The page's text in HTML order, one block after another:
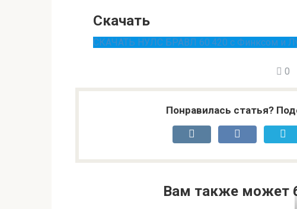
Скачать
СКАЧАТЬ НУЛС БРАВЛ 60.420 с Финксом и
0
Понравилась статья?
Вам также может